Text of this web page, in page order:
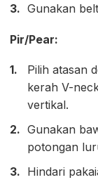
Gunakan
Pir/Pear:
Pilih atasan
kerah V-
vertikal.
Gunakan
potongan
Hindari